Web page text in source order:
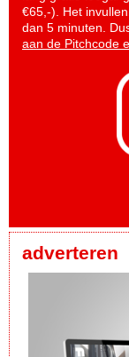
€65,-). Het
dan 5 minuten.
aan de Pitchcode
adverteren